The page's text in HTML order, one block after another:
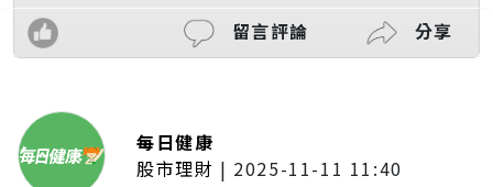
留言評論 分享
每日健康
股市理財 | 2025-11-11 11:40